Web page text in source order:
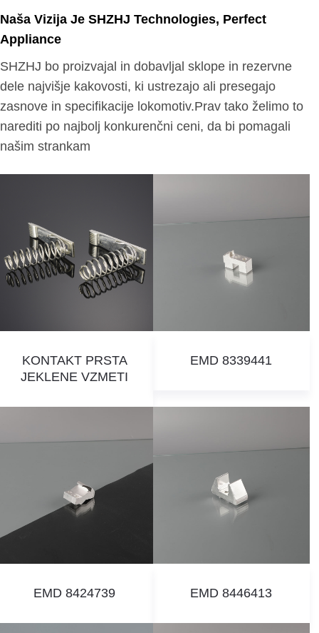
Naša Vizija Je SHZHJ Technologies, Perfect
Appliance
SHZHJ bo proizvajal in dobavljal sklope in rezervne
dele najvišje kakovosti, ki ustrezajo ali presegajo
zasnove in specifikacije lokomotiv.Prav tako želimo to
narediti po najbolj konkurenčni ceni, da bi pomagali
našim strankam
KONTAKT PRSTA
JEKLENE VZMETI
EMD 8339441
EMD 8424739 EMD 8446413